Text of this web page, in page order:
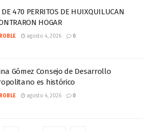
DE 470 PERRITOS DE HUIXQUILUCAN
HOGAR
agosto 4, 2026 0
Gómez Consejo de Desarrollo
es histórico
agosto 4, 2026 0